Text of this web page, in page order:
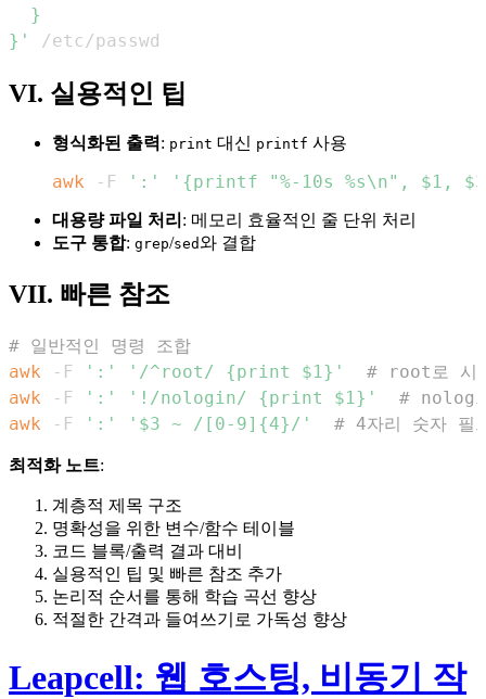
}'
/etc/passwd
VI. 실용적인 팁
형식화된 출력: print 대신 printf 사용
awk -F ':' '{printf "%-10s %s\n", $1,
대용량 파일 처리 : 메모리 효율적인 줄 단위 처리
도구 통합: grep/sed와 결합
VII. 빠른 참조
# 일반적인 명령 조합
awk -F ':' '/^root/ {print $1}'
# root로 시
awk -F ':' '!/nologin/ {print $1}'
#
awk -F ':' '$3 ~ /[0-9]{4}/' # 4자리 숫자 필
최적화 노트:
계층적 제목 구조
명확성을 위한 변수/함수 테이블
코드 블록/출력 결과 대비
실용적인 팁 및 빠른 참조 추가
논리적 순서를 통해 학습 곡선 향상
적절한 간격과 들여쓰기로 가독성 향상
Leapcell: 웹 호스팅, 비동기 작